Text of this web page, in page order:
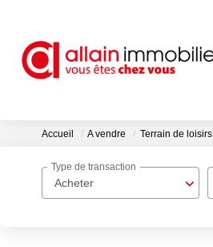
Accueil A vendre Terrain de loisirs
Acheter
Type de transaction